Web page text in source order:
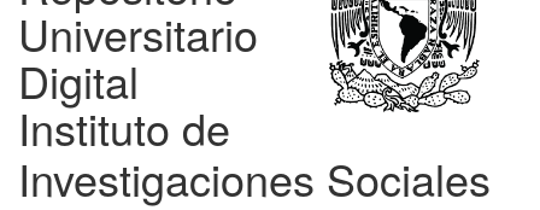
Universitario
Digital
Instituto de
Investigaciones Sociales